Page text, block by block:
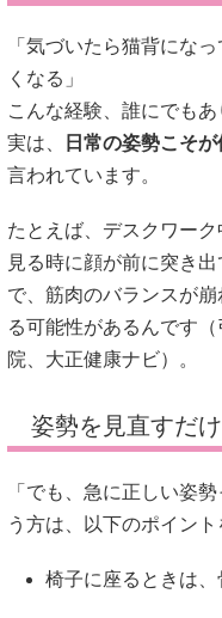
「気づいたら猫背にな
くなる」
こんな経験、誰にでもあ
実は、
日常の姿勢こそ
言われています。
たとえば、デスクワー
見る時に顔が前に突き
で、筋肉のバランスが
る可能性があるんです（
院
大正健康ナビ）。
姿勢を見直すだ
「でも、急に正しい姿
う方は、以下のポイント
椅子に座るときは